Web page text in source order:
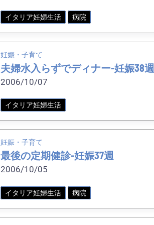
イタリア妊婦生活 病院
妊娠・子育て
夫婦水入らずでディナー-妊娠38週
2006/10/07
イタリア妊婦生活
妊娠・子育て
最後の定期健診-妊娠37週
2006/10/05
イタリア妊婦生活 病院